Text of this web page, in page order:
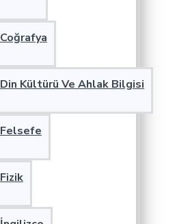
Coğrafya
Din Kültürü Ve Ahlak Bilgisi
Felsefe
Fizik